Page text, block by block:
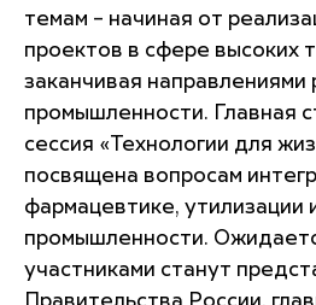
темам – начиная от
проектов в сфере высоких
заканчивая направлениями
промышленности. Главная
сессия «Технологии для
посвящена вопросам
фармацевтике, утилизации
промышленности.
участниками станут